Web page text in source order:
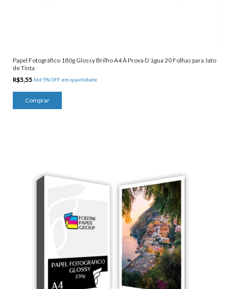
Papel Fotográfico 180g Glossy Brilho A4 À Prova D´água 20 Folhas para Jato
de Tinta
R$5,55Até 5% OFF em quantidade